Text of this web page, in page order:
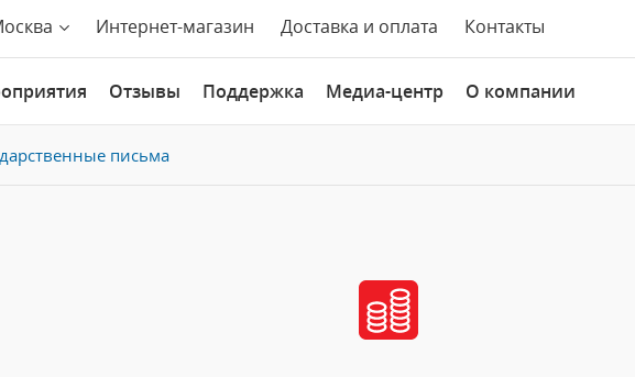
Интернет-магазин Доставка и оплата Контакты
Отзывы Поддержка Медиа-центр О компании
письма